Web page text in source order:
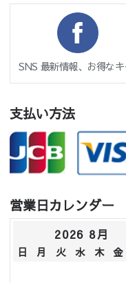
SNS 最新情報、お得な
支払い方法
営業日カレンダー
2026 8月
日 月 火 水 木 金